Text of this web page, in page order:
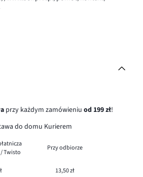
przy każdym zamówieniu od 199 zł!
do domu Kurierem
Twisto
Przy odbiorze
13,50 zł